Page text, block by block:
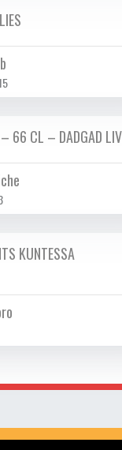
11/11 2023
66 CL – DADGAD
KUNTESSA